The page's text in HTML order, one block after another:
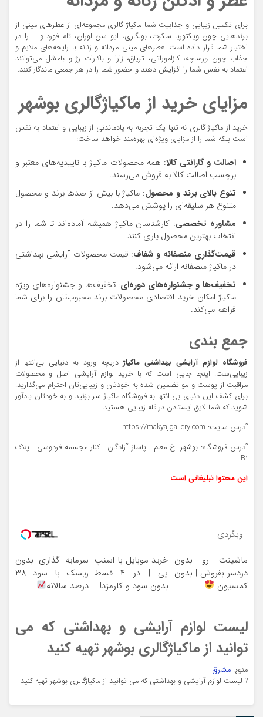
برای تکمیل زیبایی و جذابیت شما ماکیاژ گالری مجموعه‌ای از عطرهای مینی از
برندهایی چون ویکتوریا سکرت، بولگاری، ایو سن لوران، تام فورد و … را در
اختیار شما قرار داده است. عطرهای مینی مردانه و زنانه با رایحه‌های ملایم و
جذاب چون ورساچه، کازاموراتی، تریاق، زارا و باکارات رژ و بامشل می‌توانند
اعتماد به نفس شما را افزایش دهند و حضور شما را در هر جمعی ماندگار کنند.
مزایای خرید از ماکیاژگالری بوشهر
خرید از ماکیاژ گالری نه تنها یک تجربه به یادماندنی از زیبایی و اعتماد به نفس
است بلکه شما را از مزایای ویژه‌ای بهره‌مند خواهد ساخت:
اصالت و گارانتی کالا: همه محصولات ماکیاژ با تاییدیه‌های معتبر و
برچسب اصالت کالا به فروش می‌رسند.
تنوع بالای برند و محصول: ماکیاژ با بیش از صدها برند و محصول
متنوع هر سلیقه‌ای را پوشش می‌دهد.
مشاوره تخصصی: کارشناسان ماکیاژ همیشه آماده‌اند تا شما را در
انتخاب بهترین محصول یاری کنند.
قیمت‌گذاری منصفانه و شفاف: قیمت محصولات آرایشی بهداشتی
در ماکیاژ منصفانه ارائه می‌شود.
تخفیف‌ها و جشنواره‌های دوره‌ای: تخفیف‌ها و جشنواره‌های ویژه
ماکیاژ امکان خرید اقتصادی محصولات برند محبوب‌تان را برای شما
فراهم می‌کند.
جمع بندی
فروشگاه لوازم آرایشی بهداشتی ماکیاژدریچه ورود به دنیایی بی‌انتها از
زیبایی‌ست. اینجا جایی است که با خرید لوازم آرایشی اصل و محصولات
مراقبت از پوست و مو تضمین شده به خودتان و زیبایی‌تان احترام می‌گذارید.
برای کشف این دنیای بی انتها به فروشگاه ماکیاژ سر بزنید و به خودتان یادآور
شوید که شما لایق ایستادن در قله زیبایی هستید.
آدرس سایت: https://makyajgallery.com
آدرس فروشگاه: بوشهر. خ معلم . پاساژ آزادگان . کنار مجسمه فردوسی . پلاک
B1
این محتوا تبلیغاتی است
وبگردی
ماشینت رو بدون
دردسر بفروش | بدون
کمسیون
خرید موبایل با اسنپ
پی | در ۴ قسط
بدون سود و کارمزد!
سرمایه گذاری بدون
ریسک با سود 38
درصد سالانه
لیست لوازم آرایشی و بهداشتی که می
توانید از ماکیاژگالری بوشهر تهیه کنید
منبع: مشرق
? لیست لوازم آرایشی و بهداشتی که می توانید از ماکیاژگالری بوشهر تهیه کنید